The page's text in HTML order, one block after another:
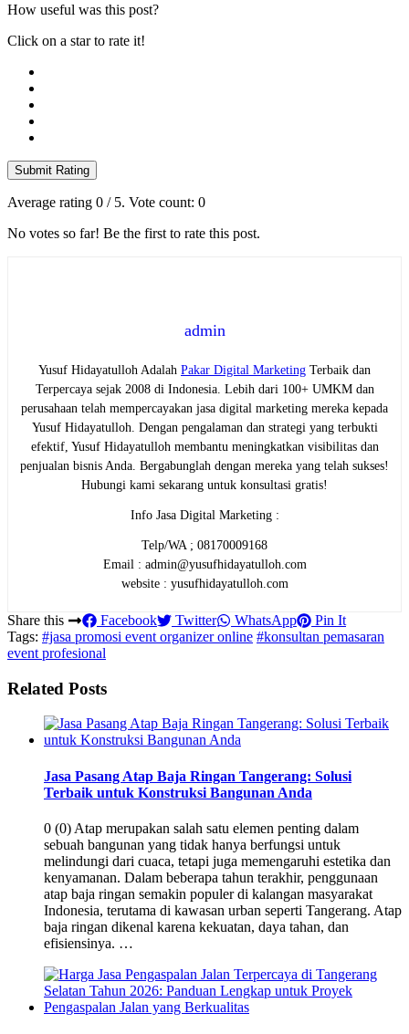
How useful was this post?
Click on a star to rate it!
Submit Rating
Average rating 0 / 5. Vote count: 0
No votes so far! Be the first to rate this post.
admin
Yusuf Hidayatulloh Adalah Pakar Digital Marketing Terbaik dan
Terpercaya sejak 2008 di Indonesia. Lebih dari 100+ UMKM dan
perusahaan telah mempercayakan jasa digital marketing mereka kepada
Yusuf Hidayatulloh. Dengan pengalaman dan strategi yang terbukti
efektif, Yusuf Hidayatulloh membantu meningkatkan visibilitas dan
penjualan bisnis Anda. Bergabunglah dengan mereka yang telah sukses!
Hubungi kami sekarang untuk konsultasi gratis!
Info Jasa Digital Marketing :
Telp/WA ; 08170009168
Email : admin@yusufhidayatulloh.com
website : yusufhidayatulloh.com
Share this Facebook Twitter WhatsApp
Pin It
Tags: #jasa promosi event organizer online #konsultan pemasaran
event profesional
Related Posts
Jasa Pasang Atap Baja Ringan Tangerang: Solusi
Terbaik untuk Konstruksi Bangunan Anda
0 (0) Atap merupakan salah satu elemen penting dalam
sebuah bangunan yang tidak hanya berfungsi untuk
melindungi dari cuaca, tetapi juga memengaruhi estetika dan
kenyamanan. Dalam beberapa tahun terakhir, penggunaan
atap baja ringan semakin populer di kalangan masyarakat
Indonesia, terutama di kawasan urban seperti Tangerang. Atap
baja ringan dikenal karena kekuatan, daya tahan, dan
efisiensinya. …